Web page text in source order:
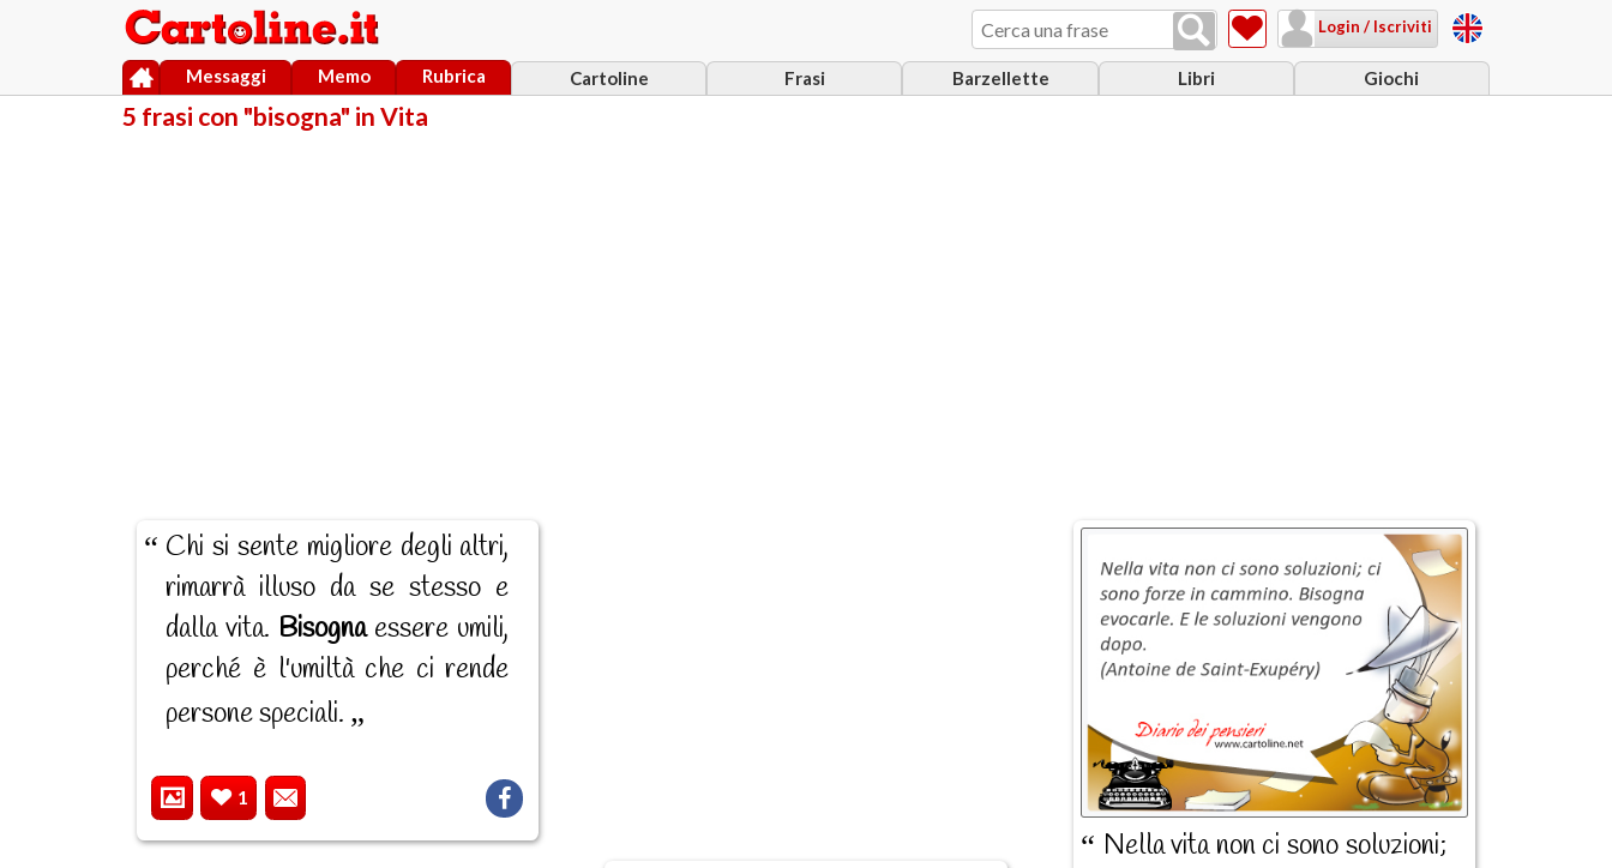
Login / Iscriviti
Cartoline Frasi Barzellette Libri Giochi
Messaggi Memo Rubrica
5 frasi con "bisogna" in Vita
Chi si sente migliore degli altri,
rimarrà illuso da se stesso e
dalla vita. Bisognaessere umili,
perché è l'umiltà che ci rende
persone speciali.
1
Nella vita non ci sono soluzioni;